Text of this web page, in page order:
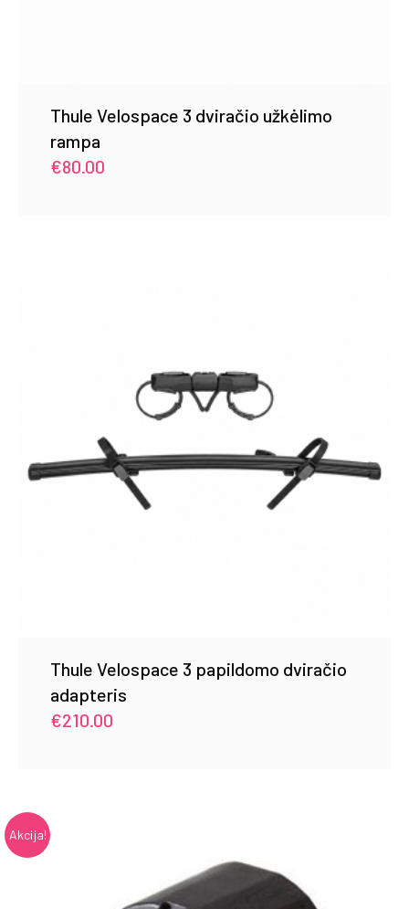
Thule Velospace 3 dviračio užkėlimo
rampa
€80.00
Thule Velospace 3 papildomo dviračio
adapteris
€210.00
Akcija!